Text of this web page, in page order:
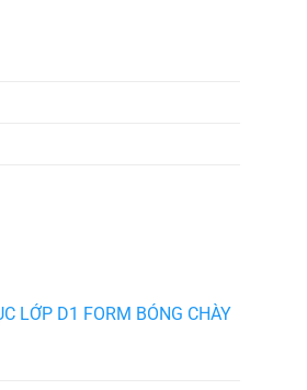
LỚP D1 FORM BÓNG CHÀY